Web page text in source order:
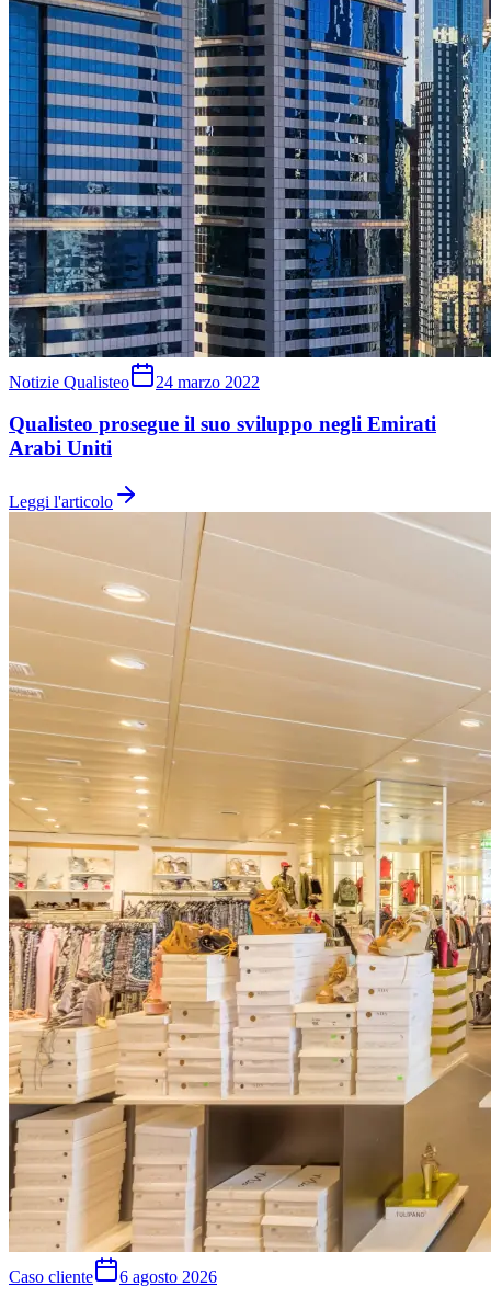
Notizie Qualisteo 24 marzo 2022
Qualisteo prosegue il suo sviluppo negli Emirati
Arabi Uniti
Leggi l'articolo
Caso cliente 6 agosto 2026